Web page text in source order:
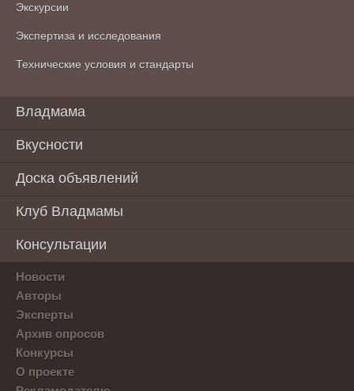
Экскурсии
Экспертиза и исследования
Технические условия и стандарты
Владмама
Вкусности
Доска объявлений
Клуб Владмамы
Консультации
Новости
Авторы
Эксперты
Архив опросов
Конкурсы
О проекте